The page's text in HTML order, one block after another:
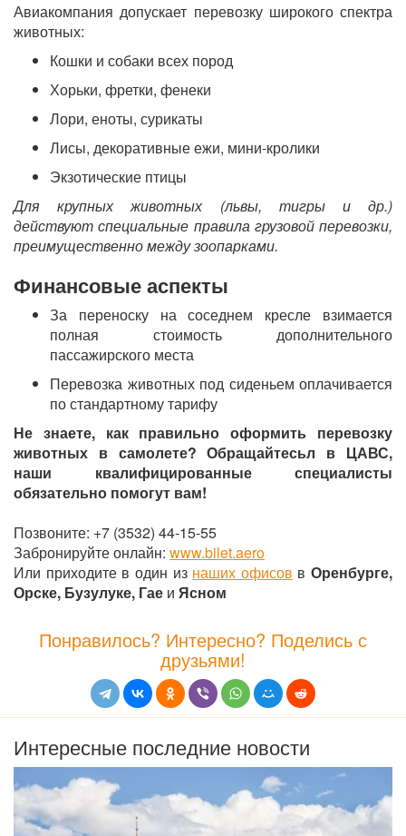
Авиакомпания допускает перевозку широкого спектра
животных:
Кошки и собаки всех пород
Хорьки, фретки, фенеки
Лори, еноты, сурикаты
Лисы, декоративные ежи, мини-кролики
Экзотические птицы
Для крупных животных (львы, тигры и др.)
действуют специальные правила грузовой перевозки,
преимущественно между зоопарками.
Финансовые аспекты
За переноску на соседнем кресле взимается
полная стоимость дополнительного
пассажирского места
Перевозка животных под сиденьем оплачивается
по стандартному тарифу
Не знаете, как правильно оформить перевозку
животных в самолете? Обращайтесьл в ЦАВС,
наши квалифицированные специалисты
обязательно помогут вам!
Позвоните: +7 (3532) 44-15-55
Забронируйте онлайн: www.bilet.aero
Или приходите в один из наших офисов в Оренбурге,
Орске, Бузулуке, Гае и Ясном
Понравилось? Интересно? Поделись с
друзьями!
Интересные последние новости